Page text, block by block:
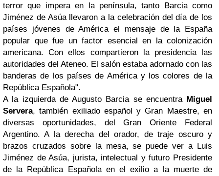
terror que impera en la península, tanto Barcia como
Jiménez de Asúa llevaron a la celebración del día de los
países jóvenes de América el mensaje de la España
popular que fue un factor esencial en la colonización
americana. Con ellos compartieron la presidencia las
autoridades del Ateneo. El salón estaba adornado con las
banderas de los países de América y los colores de la
República Española".
A la izquierda de Augusto Barcia se encuentra Miguel
Servera, también exiliado español y Gran Maestre, en
diversas oportunidades, del Gran Oriente Federal
Argentino. A la derecha del orador, de traje oscuro y
brazos cruzados sobre la mesa, se puede ver a Luis
Jiménez de Asúa, jurista, intelectual y futuro Presidente
de la República Española en el exilio a la muerte de